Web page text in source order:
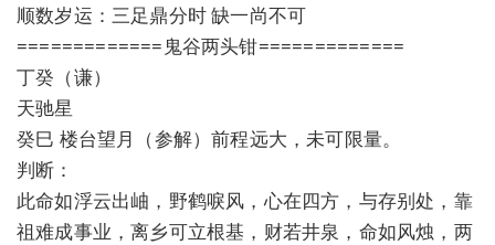
顺数岁运：三足鼎分时 缺一尚不可
=============鬼谷两头钳=============
丁癸（谦）
天驰星
癸巳 楼台望月（参解）前程远大，未可限量。
判断：
此命如浮云出岫，野鹤唳风，心在四方，与存别处，靠
祖难成事业，离乡可立根基，财若井泉，命如风烛，两